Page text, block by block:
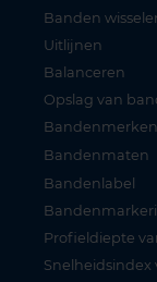
Banden
Uitlijnen
Balanceren
Opslag van
Bandenmerken
Bandenmaten
Bandenlabel
Profieldiepte
Snelheidsindex